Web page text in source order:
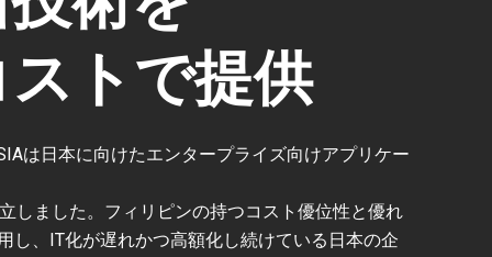
トで提供
は日本に向けたエンタープライズ向けアプリケー
しました。フィリピンの持つコスト優位性と優れ
し、IT化が遅れかつ高額化し続けている日本の企